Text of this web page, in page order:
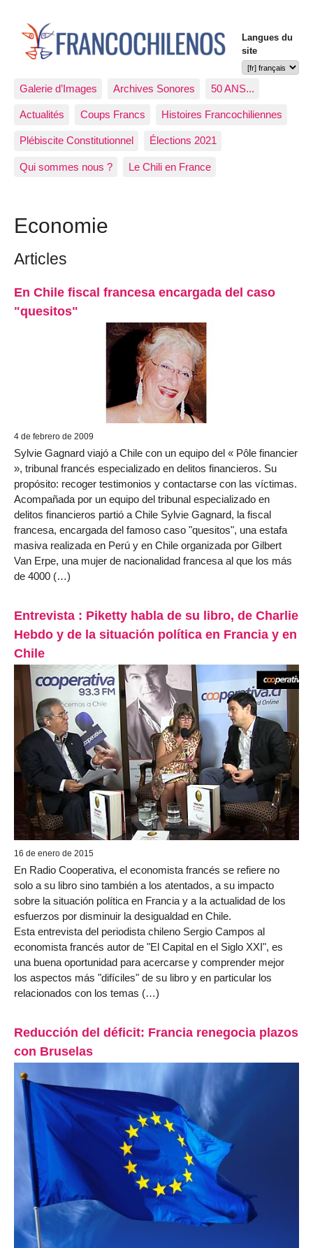
Langues du
site
Galerie d’Images Archives Sonores 50 ANS...
Actualités Coups Francs Histoires Francochiliennes
Plébiscite Constitutionnel Élections 2021
Qui sommes nous ? Le Chili en France
Economie
Articles
En Chile fiscal francesa encargada del caso
"quesitos"
4 de febrero de 2009
Sylvie Gagnard viajó a Chile con un equipo del « Pôle financier
», tribunal francés especializado en delitos financieros. Su
propósito: recoger testimonios y contactarse con las víctimas.
Acompañada por un equipo del tribunal especializado en
delitos financieros partió a Chile Sylvie Gagnard, la fiscal
francesa, encargada del famoso caso "quesitos", una estafa
masiva realizada en Perú y en Chile organizada por Gilbert
Van Erpe, una mujer de nacionalidad francesa al que los más
de 4000 (…)
Entrevista : Piketty habla de su libro, de Charlie
Hebdo y de la situación política en Francia y en
Chile
16 de enero de 2015
En Radio Cooperativa, el economista francés se refiere no
solo a su libro sino también a los atentados, a su impacto
sobre la situación política en Francia y a la actualidad de los
esfuerzos por disminuir la desigualdad en Chile.
Esta entrevista del periodista chileno Sergio Campos al
economista francés autor de "El Capital en el Siglo XXI", es
una buena oportunidad para acercarse y comprender mejor
los aspectos más "difíciles" de su libro y en particular los
relacionados con los temas (…)
Reducción del déficit: Francia renegocia plazos
con Bruselas